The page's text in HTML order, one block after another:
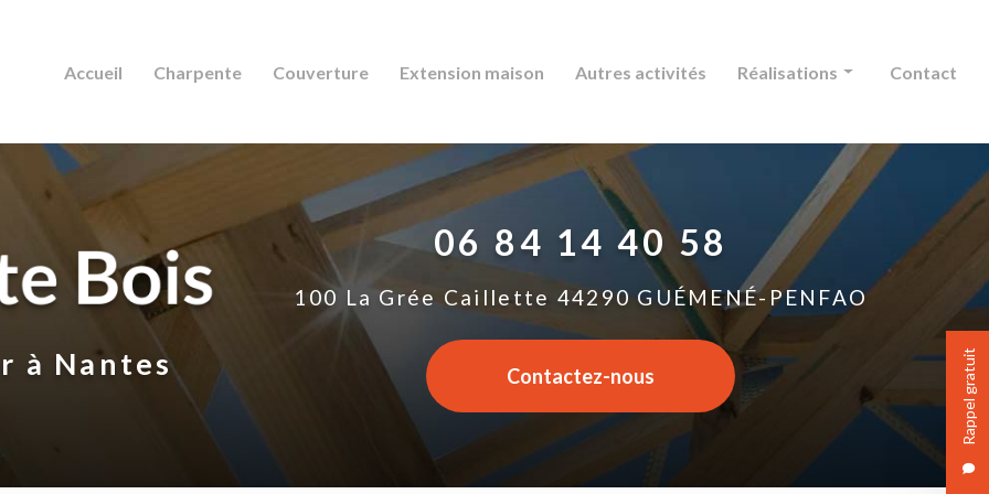
Rappel gratuit
Accueil Charpente Couverture Extension maison Autres activités Réalisations
Couverture
Extension maison
Autres activités
Contact
à Nantes
06 84 14 40 58
100 La Grée Caillette 44290 GUÉMENÉ-PENFAO
Contactez-nous